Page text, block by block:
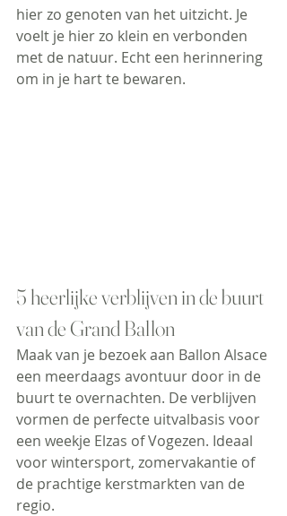
hier zo genoten van het uitzicht. Je
voelt je hier zo klein en verbonden
met de natuur. Echt een herinnering
om in je hart te bewaren.
5 heerlijke verblijven in de buurt
van de Grand Ballon
Maak van je bezoek aan Ballon Alsace
een meerdaags avontuur door in de
buurt te overnachten. De verblijven
vormen de perfecte uitvalbasis voor
een weekje Elzas of Vogezen. Ideaal
voor wintersport, zomervakantie of
de prachtige kerstmarkten van de
regio.